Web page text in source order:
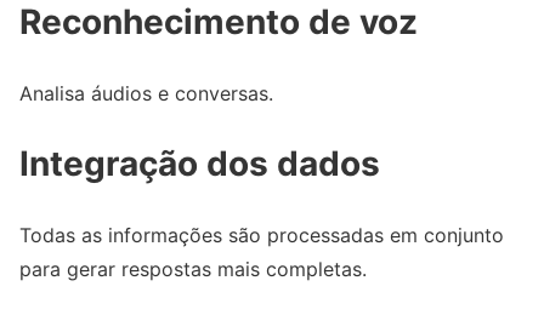
Reconhecimento de voz
Analisa áudios e conversas.
Integração dos dados
Todas as informações são processadas em conjunto
para gerar respostas mais completas.